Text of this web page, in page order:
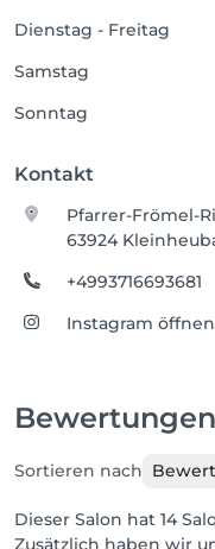
Dienstag - Freitag
Samstag
Sonntag
Kontakt
Pfarrer-Frömel-
63924
+4993716693681
Instagram öffnen
Bewertungen
Sortieren nach
Dieser Salon hat 14
Zusätzlich haben wir